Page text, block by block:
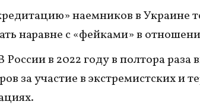
наемников в Украине
наравне с «фейками» в
России в 2022 году в полтора раза
за участие в экстремистских и